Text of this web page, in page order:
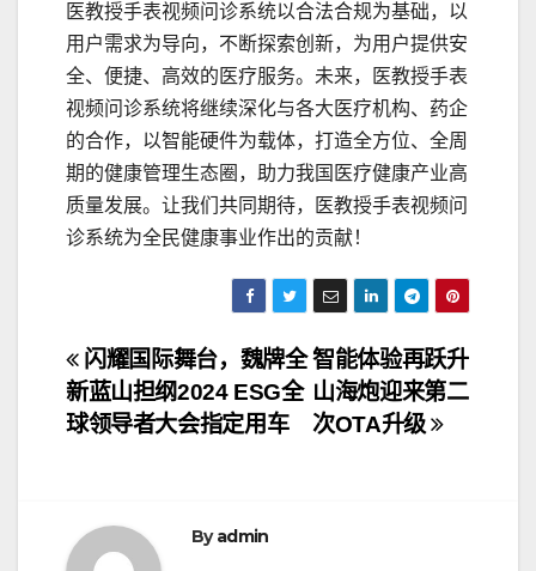
医教授手表视频问诊系统以合法合规为基础，以
用户需求为导向，不断探索创新，为用户提供安
全、便捷、高效的医疗服务。未来，医教授手表
视频问诊系统将继续深化与各大医疗机构、药企
的合作，以智能硬件为载体，打造全方位、全周
期的健康管理生态圈，助力我国医疗健康产业高
质量发展。让我们共同期待，医教授手表视频问
诊系统为全民健康事业作出的贡献！
文
章
航
智能体验再跃升
山海炮迎来第二
次OTA升级
闪耀国际舞台，魏牌全
新蓝山担纲2024 ESG全
球领导者大会指定用车
Byadmin